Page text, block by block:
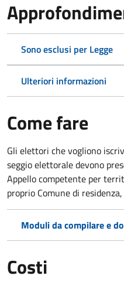
Sono esclusi per Legge
Ulteriori informazioni
Come fare
Gli elettori che vogliono
seggio elettorale devono
Appello competente per
proprio Comune di
Moduli da compilare e
Costi